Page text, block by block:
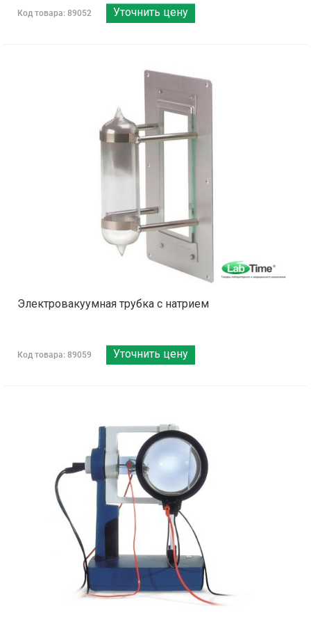
Код товара: 89052 Уточнить цену
Электровакуумная трубка с натрием
Код товара: 89059 Уточнить цену